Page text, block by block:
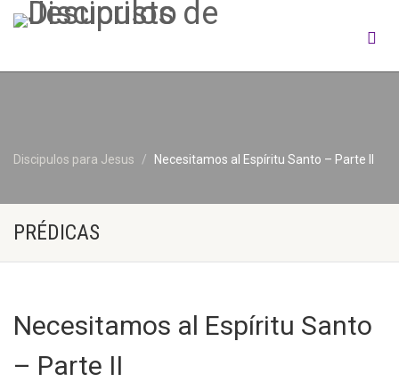
Discipulos para Jesus Necesitamos al Espíritu Santo – Parte II
PRÉDICAS
Necesitamos al Espíritu Santo
– Parte II